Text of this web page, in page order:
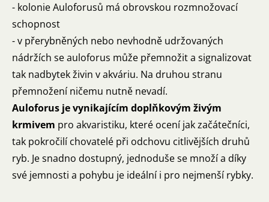
- kolonie Auloforusů má obrovskou rozmnožovací
schopnost
- v přerybněných nebo nevhodně udržovaných
nádržích se auloforus může přemnožit a signalizovat
tak nadbytek živin v akváriu. Na druhou stranu
přemnožení ničemu nutně nevadí.
Auloforus je vynikajícím doplňkovým živým
krmivem pro akvaristiku, které ocení jak začátečníci,
tak pokročilí chovatelé při odchovu citlivějších druhů
ryb. Je snadno dostupný, jednoduše se množí a díky
své jemnosti a pohybu je ideální i pro nejmenší rybky.